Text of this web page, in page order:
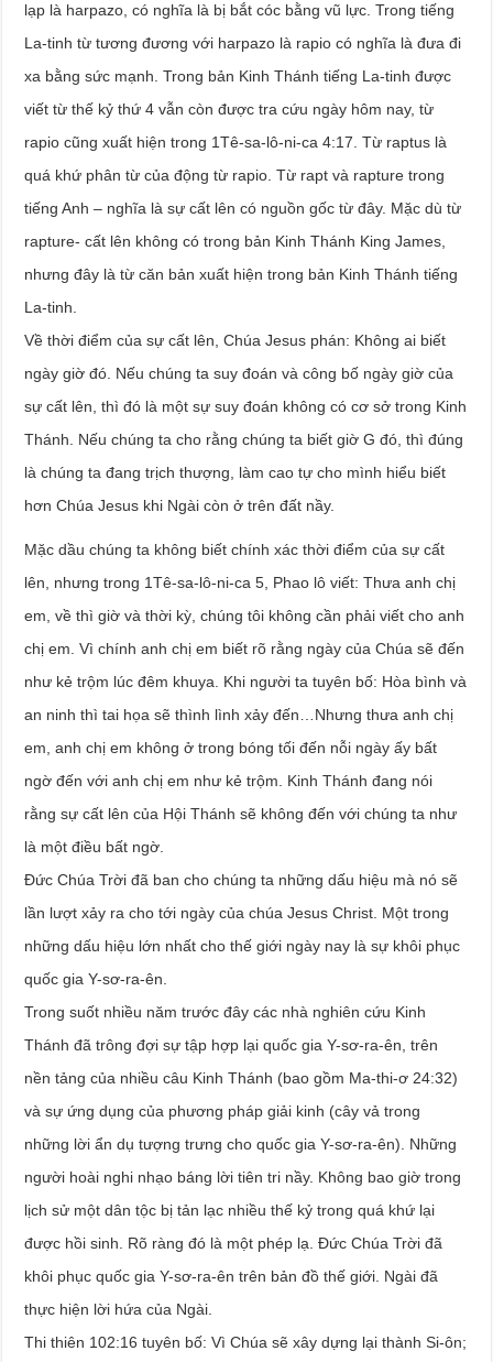
lạp là harpazo, có nghĩa là bị bắt cóc bằng vũ lực. Trong tiếng
La-tinh từ tương đương với harpazo là rapio có nghĩa là đưa đi
xa bằng sức mạnh. Trong bản Kinh Thánh tiếng La-tinh được
viết từ thế kỷ thứ 4 vẫn còn được tra cứu ngày hôm nay, từ
rapio cũng xuất hiện trong 1Tê-sa-lô-ni-ca 4:17. Từ raptus là
quá khứ phân từ của động từ rapio. Từ rapt và rapture trong
tiếng Anh – nghĩa là sự cất lên có nguồn gốc từ đây. Mặc dù từ
rapture- cất lên không có trong bản Kinh Thánh King James,
nhưng đây là từ căn bản xuất hiện trong bản Kinh Thánh tiếng
La-tinh.
Về thời điểm của sự cất lên, Chúa Jesus phán: Không ai biết
ngày giờ đó. Nếu chúng ta suy đoán và công bố ngày giờ của
sự cất lên, thì đó là một sự suy đoán không có cơ sở trong Kinh
Thánh. Nếu chúng ta cho rằng chúng ta biết giờ G đó, thì đúng
là chúng ta đang trịch thượng, làm cao tự cho mình hiểu biết
hơn Chúa Jesus khi Ngài còn ở trên đất nầy.
Mặc dầu chúng ta không biết chính xác thời điểm của sự cất
lên, nhưng trong 1Tê-sa-lô-ni-ca 5, Phao lô viết: Thưa anh chị
em, về thì giờ và thời kỳ, chúng tôi không cần phải viết cho anh
chị em. Vì chính anh chị em biết rõ rằng ngày của Chúa sẽ đến
như kẻ trộm lúc đêm khuya. Khi người ta tuyên bố: Hòa bình và
an ninh thì tai họa sẽ thình lình xảy đến…Nhưng thưa anh chị
em, anh chị em không ở trong bóng tối đến nỗi ngày ấy bất
ngờ đến với anh chị em như kẻ trộm. Kinh Thánh đang nói
rằng sự cất lên của Hội Thánh sẽ không đến với chúng ta như
là một điều bất ngờ.
Đức Chúa Trời đã ban cho chúng ta những dấu hiệu mà nó sẽ
lần lượt xảy ra cho tới ngày của chúa Jesus Christ. Một trong
những dấu hiệu lớn nhất cho thế giới ngày nay là sự khôi phục
quốc gia Y-sơ-ra-ên.
Trong suốt nhiều năm trước đây các nhà nghiên cứu Kinh
Thánh đã trông đợi sự tập hợp lại quốc gia Y-sơ-ra-ên, trên
nền tảng của nhiều câu Kinh Thánh (bao gồm Ma-thi-ơ 24:32)
và sự ứng dụng của phương pháp giải kinh (cây vả trong
những lời ẩn dụ tượng trưng cho quốc gia Y-sơ-ra-ên). Những
người hoài nghi nhạo báng lời tiên tri nầy. Không bao giờ trong
lịch sử một dân tộc bị tản lạc nhiều thế kỷ trong quá khứ lại
được hồi sinh. Rõ ràng đó là một phép lạ. Đức Chúa Trời đã
khôi phục quốc gia Y-sơ-ra-ên trên bản đồ thế giới. Ngài đã
thực hiện lời hứa của Ngài.
Thi thiên 102:16 tuyên bố: Vì Chúa sẽ xây dựng lại thành Si-ôn;